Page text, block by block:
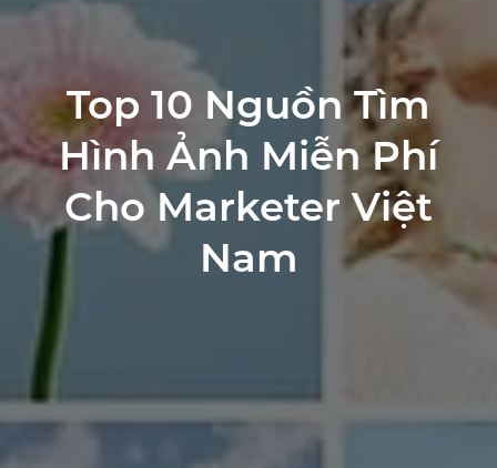
Top 10 Nguồn Tìm
Hình Ảnh Miễn Phí
Cho Marketer Việt
Nam